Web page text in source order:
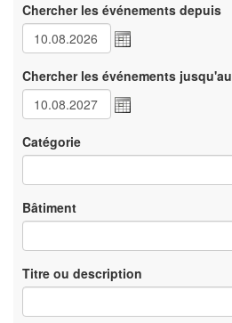
Chercher les événements depuis
Chercher les événements jusqu'au
Catégorie
Bâtiment
Titre ou description